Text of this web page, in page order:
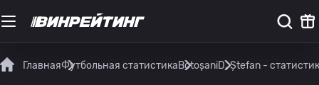
ГлавнаяФутбольная статистикаBotoșaniD. Ștefan -